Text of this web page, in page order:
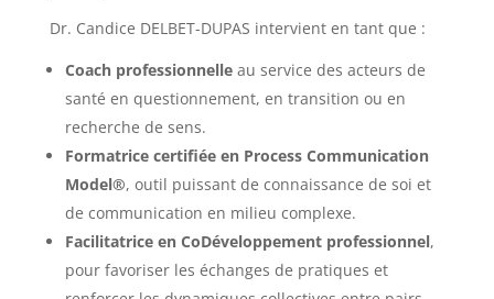
Dr. Candice DELBET-DUPAS intervient en tant que :
Coach professionnelleau service des acteurs de
santé en questionnement, en transition ou en
recherche de sens.
Formatrice certifiée en Process Communication
Model®, outil puissant de connaissance de soi et
de communication en milieu complexe.
Facilitatrice en CoDéveloppement professionnel,
pour favoriser les échanges de pratiques et